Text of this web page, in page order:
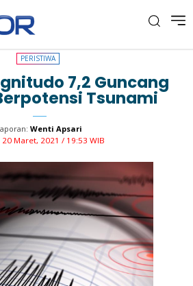
PERISTIWA
7,2 Guncang
Tsunami
Wenti Apsari
20 Maret, 2021 / 19:53 WIB